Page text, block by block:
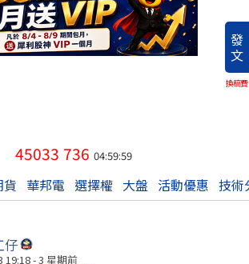
發
文
換稿費
45033 736 04:59:59
貨 華邦電 選擇權 大盤 活動優惠 技術
仔
19:18 - 3 星期前